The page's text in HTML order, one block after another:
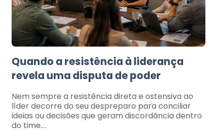
Quando a resistência à liderança
revela uma disputa de poder
Nem sempre a resistência direta e ostensiva ao
líder decorre do seu despreparo para conciliar
ideias ou decisões que geram discordância dentro
do time.…